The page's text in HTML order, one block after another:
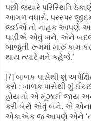
પછી જ્યારે પરિસ્થિતિ
આગળ વધારો. પરસ્પર
જઈએ તો નાહક આપણે
પાડીએ એવું બને. એને બદલે
બાજુની રૂમમાં મારું કામ
થાય ત્યારે મને કહેજે.’
[7] બાળક પાસેથી શું
કરો : બાળક પાસેથી શું
હોય તો એ મૂંઝાઈ જાય
કરી બેસે એવું બને. એ એના
એકાએક જ આપણે એને